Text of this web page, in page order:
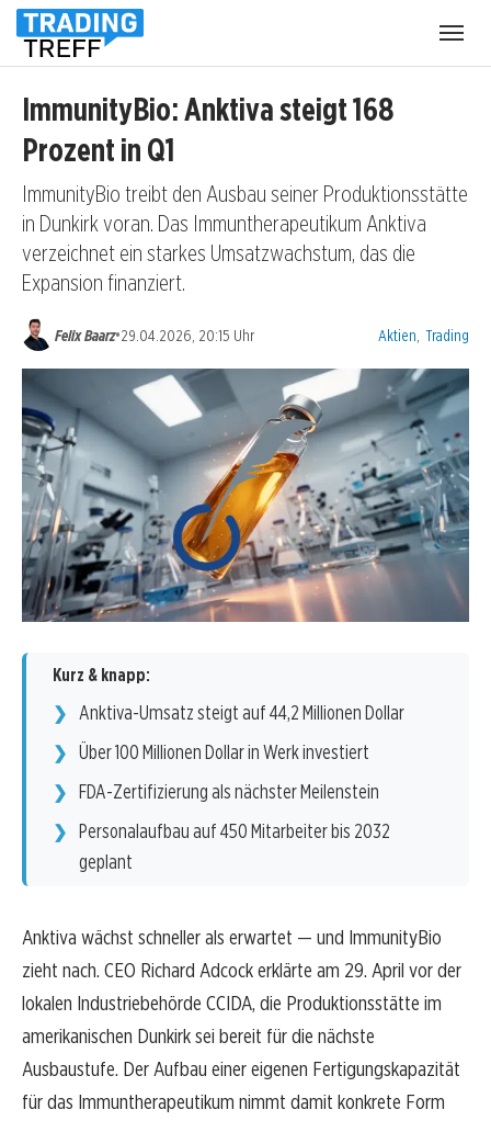
ImmunityBio: Anktiva steigt 168
Prozent in Q1
ImmunityBio treibt den Ausbau seiner Produktionsstätte
in Dunkirk voran. Das Immuntherapeutikum Anktiva
verzeichnet ein starkes Umsatzwachstum, das die
Expansion finanziert.
Felix Baarz•29.04.2026, 20:15 Uhr Kategorien:
Aktien Trading
Kurz & knapp:
Anktiva-Umsatz steigt auf 44,2 Millionen Dollar
Über 100 Millionen Dollar in Werk investiert
FDA-Zertifizierung als nächster Meilenstein
Personalaufbau auf 450 Mitarbeiter bis 2032
geplant
Anktiva wächst schneller als erwartet — und ImmunityBio
zieht nach. CEO Richard Adcock erklärte am 29. April vor der
lokalen Industriebehörde CCIDA, die Produktionsstätte im
amerikanischen Dunkirk sei bereit für die nächste
Ausbaustufe. Der Aufbau einer eigenen Fertigungskapazität
für das Immuntherapeutikum nimmt damit konkrete Form